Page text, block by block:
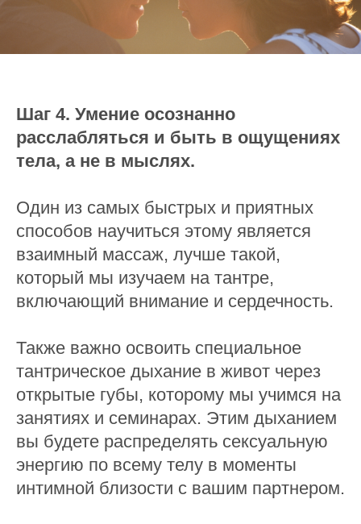
Шаг 4. Умение осознанно
расслабляться и быть в ощущениях
тела, а не в мыслях.
Один из самых быстрых и приятных
способов научиться этому является
взаимный массаж, лучше такой,
который мы изучаем на тантре,
включающий внимание и сердечность.
Также важно освоить специальное
тантрическое дыхание в живот через
открытые губы, которому мы учимся на
занятиях и семинарах. Этим дыханием
вы будете распределять сексуальную
энергию по всему телу в моменты
интимной близости с вашим партнером.